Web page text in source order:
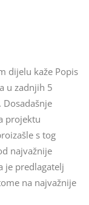
dijelu kaže Popis
u zadnjih 5
projektu
s tog
najvažnije
je predlagatelj
na najvažnije